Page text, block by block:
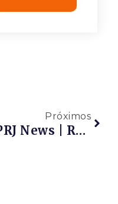
Próximos
RPRJ News | Release Da Reunião Das Associadas Da RPRJ – Rio Oil&Gas 2022, Que Aconteceu Na Última Sexta-Feira, 26/08